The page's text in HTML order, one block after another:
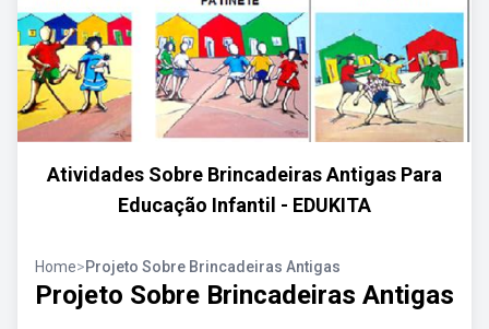
Atividades Sobre Brincadeiras Antigas Para
Educação Infantil - EDUKITA
Home>Projeto Sobre Brincadeiras Antigas
Projeto Sobre Brincadeiras Antigas